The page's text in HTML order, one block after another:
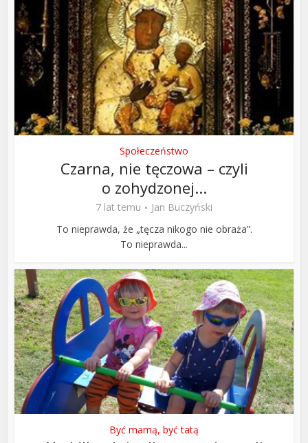
Społeczeństwo
Czarna, nie tęczowa – czyli
o zohydzonej...
7 lat temu
Jan Buczyński
To nieprawda, że „tęcza nikogo nie obraża”.
To nieprawda...
Być mamą, być tatą